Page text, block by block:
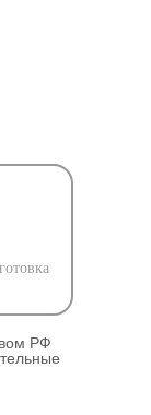
РФ